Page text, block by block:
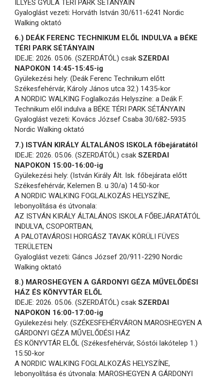
ILLYÉS GYULA TÉRI PARK SÉTÁNYAIN
Gyaloglást vezeti: Horváth István 30/611-6241 Nordic
Walking oktató
6.) DEÁK FERENC TECHNIKUM ELŐL INDULVA a BÉKE
TÉRI PARK SÉTÁNYAIN
IDEJE: 2026. 05.06. (SZERDÁTÓL) csak SZERDAI
NAPOKON 14:45-15:45-ig
Gyülekezési hely: (Deák Ferenc Technikum előtt
Székesfehérvár, Károly János utca 32.) 14:35-kor
A NORDIC WALKING Foglalkozás Helyszíne: a Deák F.
Technikum elől indulva a BÉKE TÉRI PARK SÉTÁNYAIN
Gyaloglást vezeti: Kovács József Csaba 30/682-5935
Nordic Walking oktató
7.) ISTVÁN KIRÁLY ÁLTALÁNOS ISKOLA főbejáratától
IDEJE: 2026. 05.06. (SZERDÁTÓL) csak SZERDAI
NAPOKON 15:00-16:00-ig
Gyülekezési hely: (István Király Ált. Isk. főbejárata előtt
Székesfehérvár, Kelemen B. u 30/a) 14:50-kor
A NORDIC WALKING FOGLALKOZÁS HELYSZÍNE,
lebonyolítása és útvonala:
AZ ISTVÁN KIRÁLY ÁLTALÁNOS ISKOLA FŐBEJÁRATÁTÓL
INDULVA, CSOPORTBAN,
A PALOTAVÁROSI HORGÁSZ TAVAK KÖRÜLI FÜVES
TERÜLETEN
Gyaloglást vezeti: Gáncs József 20/911-2290 Nordic
Walking oktató
8.) MAROSHEGYEN A GÁRDONYI GÉZA MŰVELŐDÉSI
HÁZ ÉS KÖNYVTÁR ELŐL
IDEJE: 2026. 05.06. (SZERDÁTÓL) csak SZERDAI
NAPOKON 16:00-17:00-ig
Gyülekezési hely: (SZÉKESFEHÉRVÁRON MAROSHEGYEN A
GÁRDONYI GÉZA MŰVELŐDÉSI HÁZ
ÉS KÖNYVTÁR ELŐL (Székesfehérvár, Sóstói lakótelep 1.)
15:50-kor
A NORDIC WALKING FOGLALKOZÁS HELYSZÍNE,
lebonyolítása és útvonala: MAROSHEGYEN A GÁRDONYI